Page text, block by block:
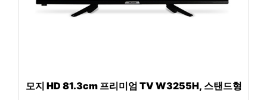
모지 HD 81.3cm 프리미엄 TV W3255H, 스탠드형